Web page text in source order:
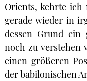
Orients, kehrte ich
gerade wieder in
dessen Grund ein
noch zu verstehen
einen größeren
der babilonischen